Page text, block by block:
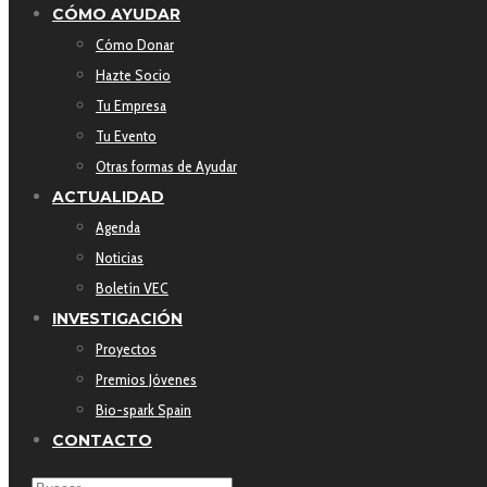
CÓMO AYUDAR
Cómo Donar
Hazte Socio
Tu Empresa
Tu Evento
Otras formas de Ayudar
ACTUALIDAD
Agenda
Noticias
Boletín VEC
INVESTIGACIÓN
Proyectos
Premios Jóvenes
Bio-spark Spain
CONTACTO